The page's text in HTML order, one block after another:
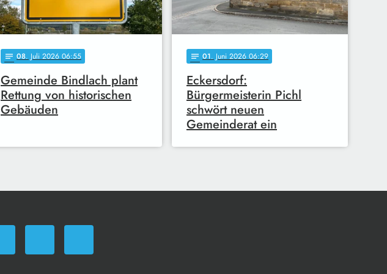
notes 08. Juli 2026 06:55
Gemeinde Bindlach plant
Rettung von historischen
Gebäuden
notes 01. Juni 2026 06:29
Eckersdorf:
Bürgermeisterin Pichl
schwört neuen
Gemeinderat ein